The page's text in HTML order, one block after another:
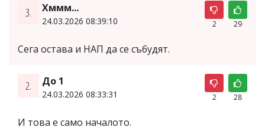
3. Хммм...
24.03.2026 08:39:10 2 29
Сега остава и НАП да се събудят.
2. До 1
24.03.2026 08:33:31 2 28
И това е само началото.